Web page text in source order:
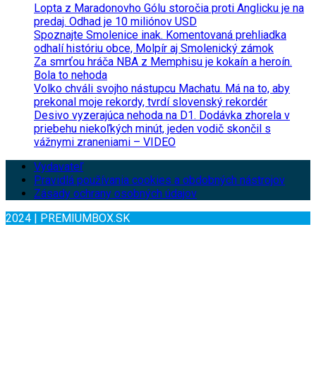
Lopta z Maradonovho Gólu storočia proti Anglicku je na
predaj. Odhad je 10 miliónov USD
Spoznajte Smolenice inak. Komentovaná prehliadka
odhalí históriu obce, Molpír aj Smolenický zámok
Za smrťou hráča NBA z Memphisu je kokaín a heroín.
Bola to nehoda
Volko chváli svojho nástupcu Machatu. Má na to, aby
prekonal moje rekordy, tvrdí slovenský rekordér
Desivo vyzerajúca nehoda na D1. Dodávka zhorela v
priebehu niekoľkých minút, jeden vodič skončil s
vážnymi zraneniami – VIDEO
Vydavateľ
Pravidlá používania cookies a obdobných nástrojov
Zásady ochrany osobných údajov
2024 | PREMIUMBOX.SK